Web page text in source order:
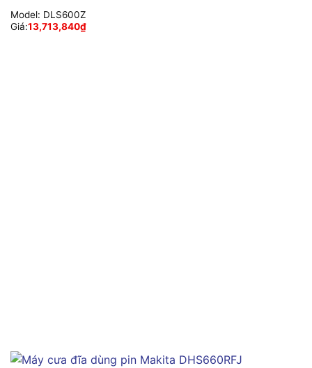
Model: DLS600Z
Giá:13,713,840₫